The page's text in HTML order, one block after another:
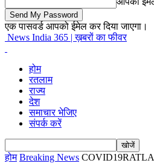
एक पासवर्ड आपको ईमेल कर दिया जाएगा।
News India 365 | ख़बरों का फीवर
होम
रतलाम
राज्य
देश
समाचार भेजिए
संपर्क करें
होम Breaking News